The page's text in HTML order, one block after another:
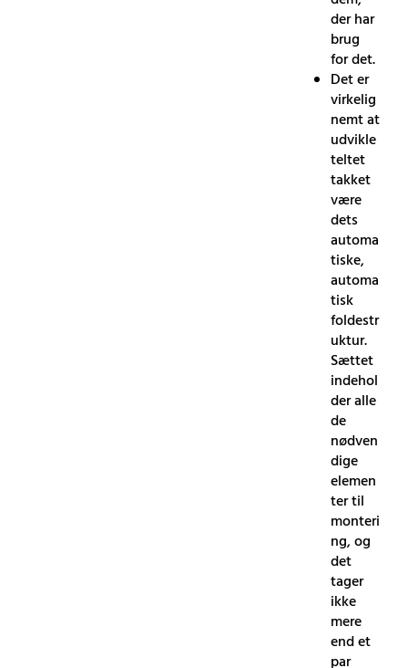
der har
brug
for det.
Det er
virkelig
nemt at
udvikle
teltet
takket
være
dets
automa
tiske,
automa
tisk
foldestr
uktur.
Sættet
indehol
der alle
de
nødven
dige
elemen
ter til
monteri
ng, og
det
tager
ikke
mere
end et
par